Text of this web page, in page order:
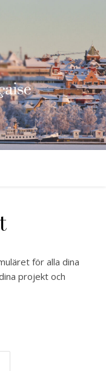
för alla dina
projekt och